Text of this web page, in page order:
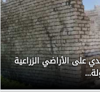
26 حالة تعدي على الأراضي الزراعية